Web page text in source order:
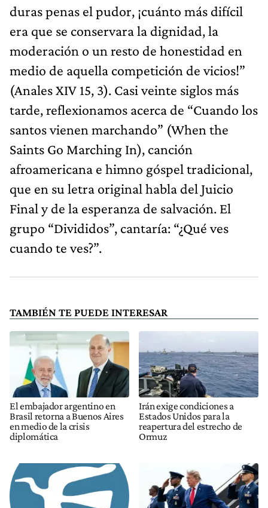
duras penas el pudor, ¡cuánto más difícil
era que se conservara la dignidad, la
moderación o un resto de honestidad en
medio de aquella competición de vicios!”
(Anales XIV 15, 3). Casi veinte siglos más
tarde, reflexionamos acerca de “Cuando los
santos vienen marchando” (When the
Saints Go Marching In), canción
afroamericana e himno góspel tradicional,
que en su letra original habla del Juicio
Final y de la esperanza de salvación. El
grupo “Divididos”, cantaría: “¿Qué ves
cuando te ves?”.
TAMBIÉN TE PUEDE INTERESAR
El embajador argentino en
Brasil retorna a Buenos Aires
en medio de la crisis
diplomática
Irán exige condiciones a
Estados Unidos para la
reapertura del estrecho de
Ormuz